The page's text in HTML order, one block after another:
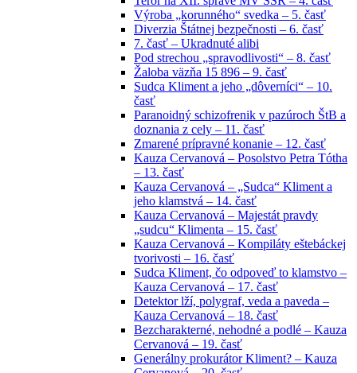
Výroba „korunného“ svedka – 5. časť
Diverzia Štátnej bezpečnosti – 6. časť
7. časť – Ukradnuté alibi
Pod strechou „spravodlivosti“ – 8. časť
Žaloba väzňa 15 896 – 9. časť
Sudca Kliment a jeho „dôverníci“ – 10.
časť
Paranoidný schizofrenik v pazúroch ŠtB a
doznania z cely – 11. časť
Zmarené prípravné konanie – 12. časť
Kauza Cervanová – Posolstvo Petra Tótha
– 13. časť
Kauza Cervanová – „Sudca“ Kliment a
jeho klamstvá – 14. časť
Kauza Cervanová – Majestát pravdy
„sudcu“ Klimenta – 15. časť
Kauza Cervanová – Kompiláty eštebáckej
tvorivosti – 16. časť
Sudca Kliment, čo odpoveď to klamstvo –
Kauza Cervanová – 17. časť
Detektor lží, polygraf, veda a paveda –
Kauza Cervanová – 18. časť
Bezcharakterné, nehodné a podlé – Kauza
Cervanová – 19. časť
Generálny prokurátor Kliment? – Kauza